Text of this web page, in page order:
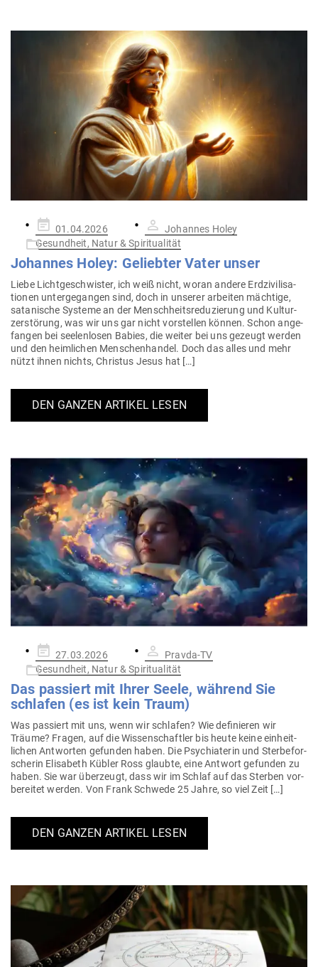
Gepostet
am
01.04.2026
Johannes Holey
Gesundheit, Natur & Spiritualität
Johannes Holey: Geliebter Vater unser
Liebe Licht­ge­schwister, ich weiß nicht, woran andere Erd­zi­vi­li­sa­
tionen unter­ge­gangen sind, doch in unserer arbeiten mächtige,
sata­nische Systeme an der Mensch­heits­re­du­zierung und Kul­tur­
zer­störung, was wir uns gar nicht vor­stellen können. Schon ange­
fangen bei see­len­losen Babies, die weiter bei uns gezeugt werden
und den heim­lichen Men­schen­handel. Doch das alles und mehr
nützt ihnen nichts, Christus Jesus hat […]
DEN GANZEN ARTIKEL LESEN
Gepostet
am
27.03.2026
Pravda-TV
Gesundheit, Natur & Spiritualität
Das pas­siert mit Ihrer Seele, während Sie
schlafen (es ist kein Traum)
Was pas­siert mit uns, wenn wir schlafen? Wie defi­nieren wir
Träume? Fragen, auf die Wis­sen­schaftler bis heute keine ein­heit­
lichen Ant­worten gefunden haben. Die Psych­ia­terin und Ster­be­for­
scherin Eli­sabeth Kübler Ross glaubte, eine Antwort gefunden zu
haben. Sie war über­zeugt, dass wir im Schlaf auf das Sterben vor­
be­reitet werden. Von Frank Schwede 25 Jahre, so viel Zeit […]
DEN GANZEN ARTIKEL LESEN